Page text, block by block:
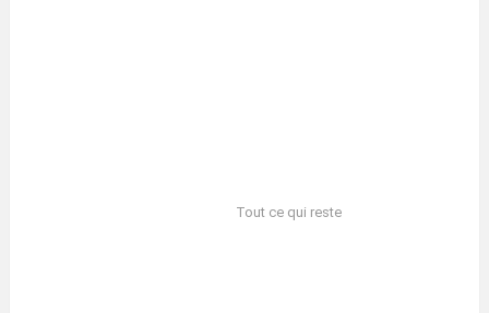
Tout ce qui reste